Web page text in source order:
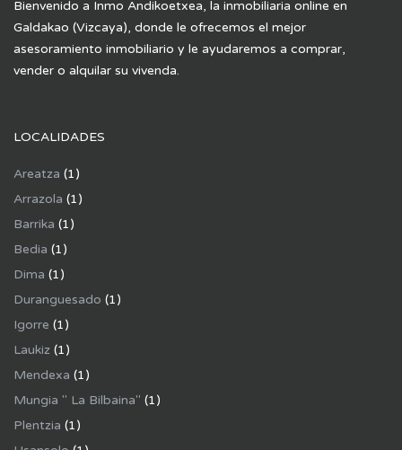
Bienvenido a Inmo Andikoetxea, la inmobiliaria online en
Galdakao (Vizcaya), donde le ofrecemos el mejor
asesoramiento inmobiliario y le ayudaremos a comprar,
vender o alquilar su vivenda.
LOCALIDADES
Areatza (1)
Arrazola (1)
Barrika (1)
Bedia (1)
Dima (1)
Duranguesado (1)
Igorre (1)
Laukiz (1)
Mendexa (1)
Mungia " La Bilbaina" (1)
Plentzia (1)